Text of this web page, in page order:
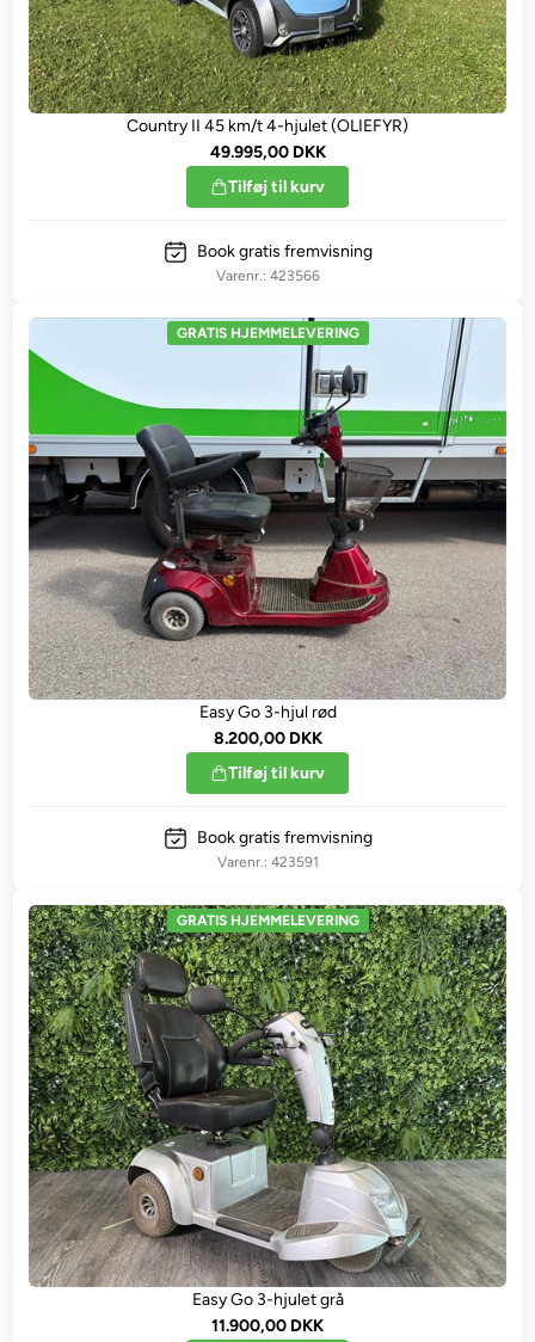
Country II 45 km/t 4-hjulet (OLIEFYR)
49.995,00 DKK
Tilføj til kurv
Book gratis fremvisning
423566
GRATIS HJEMMELEVERING
Easy Go 3-hjul rød
8.200,00 DKK
Tilføj til kurv
Book gratis fremvisning
423591
GRATIS HJEMMELEVERING
Easy Go 3-hjulet grå
11.900,00 DKK